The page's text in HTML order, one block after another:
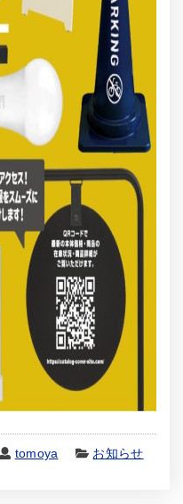
tomoya お知らせ